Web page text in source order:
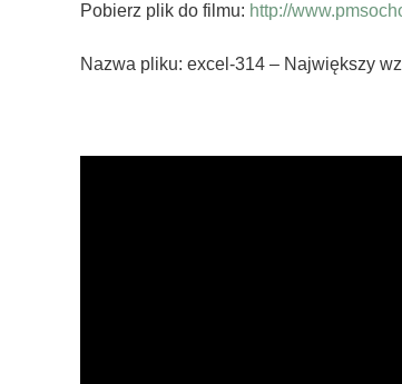
Pobierz plik do filmu: http://
Nazwa pliku: excel-314 – Największy